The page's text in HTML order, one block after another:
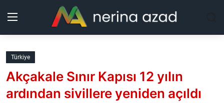
Kurdistan
Bölgeler
Türkiye
Akçakale Sınır Kapısı 12 yılın
ardından sivillere yeniden açıldı